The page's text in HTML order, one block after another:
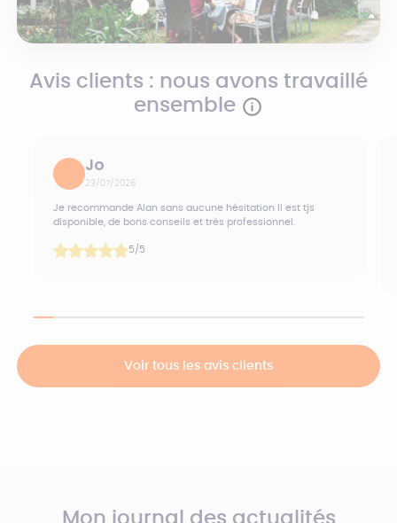
Avis clients : nous avons travaillé
ensemble
Jo
23/07/2026
Je recommande Alan sans aucune hésitation Il est tjs
disponible, de bons conseils et très professionnel.
5/5
Voir tous les avis clients